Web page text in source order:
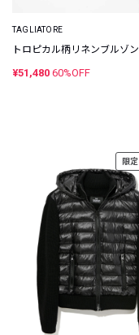
TAGLIATORE
トロピカル柄リネンブルゾン
¥51,480 60%OFF
限定